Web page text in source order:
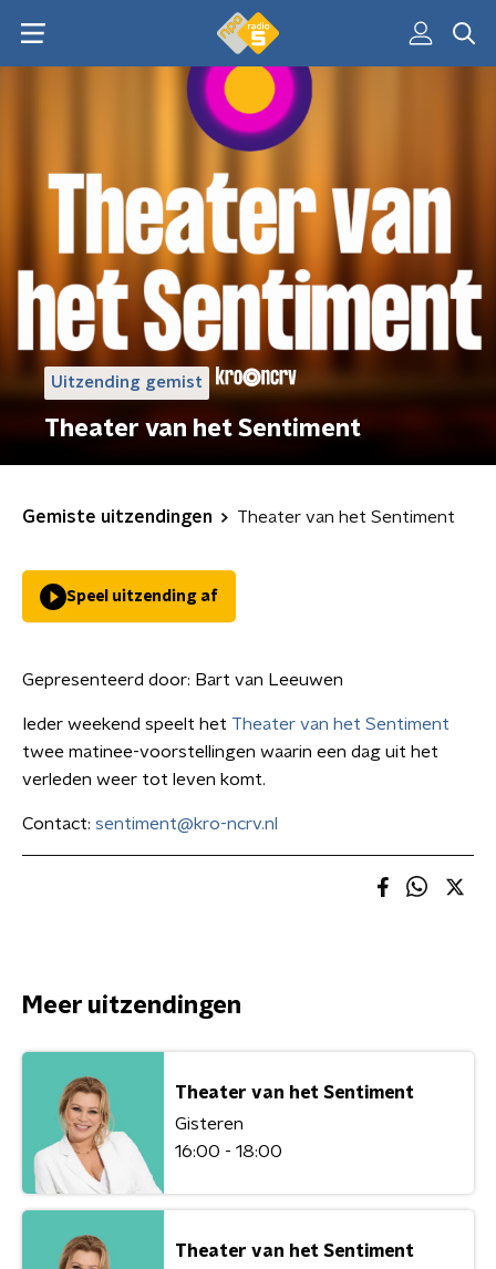
Uitzending gemist
Theater van het Sentiment
Gemiste uitzendingen Theater van het Sentiment
Speel uitzending af
Gepresenteerd door: Bart van Leeuwen
Ieder weekend speelt het Theater van het Sentiment
twee matinee-voorstellingen waarin een dag uit het
verleden weer tot leven komt.
Contact: sentiment@kro-ncrv.nl
Meer uitzendingen
Theater van het Sentiment
Gisteren
16:00 - 18:00
Theater van het Sentiment